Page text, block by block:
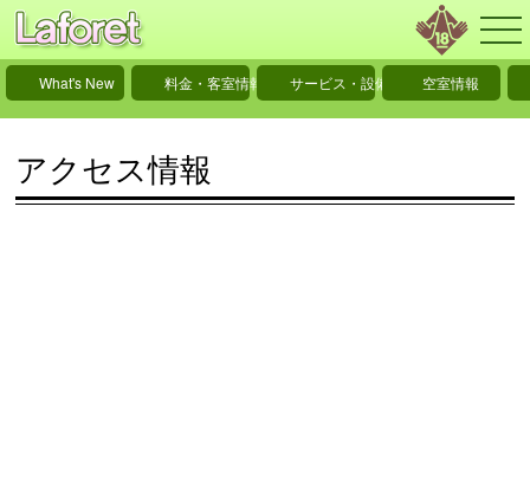
What's New 料金・客室情報 サービス・設備情報 空室情報
アクセス情報